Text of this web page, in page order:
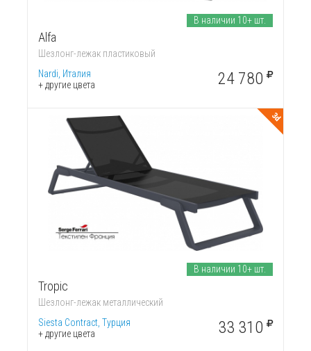
Alfa
Шезлонг-лежак пластиковый
Nardi, Италия
+ другие цвета
В наличии 10+ шт.
24 780
3d
Tropic
Шезлонг-лежак металлический
Siesta Contract, Турция
+ другие цвета
В наличии 10+ шт.
33 310